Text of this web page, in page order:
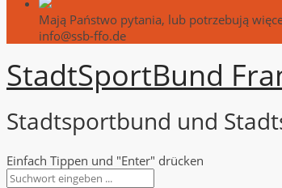
Mają Państwo pytania, lub potrzebują
info@ssb-ffo.de
StadtSportBund
Stadtsportbund und
Einfach Tippen und "Enter" drücken